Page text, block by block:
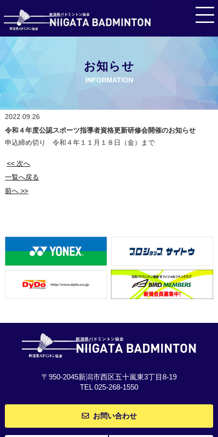
お知らせ
INFORMATION
2022.09.26
令和４年度公認スポーツ指導者資格更新研修会開催のお知らせ
申込締め切り 令和４年１１月１８日（金）まで
<< 次へ
一覧へ戻る
前へ >>
〒950-2045新潟市西区五十嵐東3丁目8-19
TEL 025-268-1550
お問い合わせ